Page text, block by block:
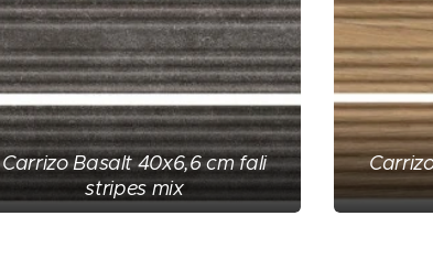
Carrizo Basalt 40x6,6 cm fali
stripes mix